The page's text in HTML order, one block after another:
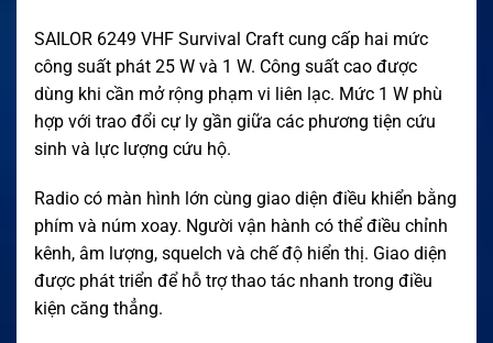
SAILOR 6249 VHF Survival Craft cung cấp hai mức
công suất phát 25 W và 1 W. Công suất cao được
dùng khi cần mở rộng phạm vi liên lạc. Mức 1 W phù
hợp với trao đổi cự ly gần giữa các phương tiện cứu
sinh và lực lượng cứu hộ.
Radio có màn hình lớn cùng giao diện điều khiển bằng
phím và núm xoay. Người vận hành có thể điều chỉnh
kênh, âm lượng, squelch và chế độ hiển thị. Giao diện
được phát triển để hỗ trợ thao tác nhanh trong điều
kiện căng thẳng.